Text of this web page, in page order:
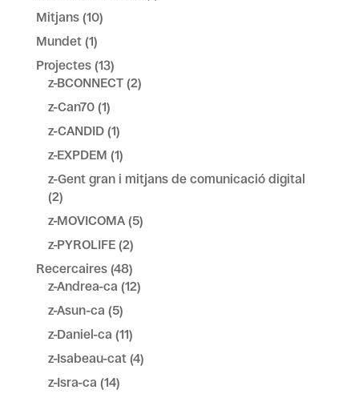
Mitjans(10)
Mundet(1)
Projectes(13)
z-BCONNECT(2)
z-Can70(1)
z-CANDID(1)
z-EXPDEM (1)
z-Gent gran i mitjans de comunicació digital
(2)
z-MOVICOMA(5)
z-PYROLIFE(2)
Recercaires(48)
z-Andrea-ca (12)
z-Asun-ca (5)
z-Daniel-ca (11)
z-Isabeau-cat(4)
z-Isra-ca (14)